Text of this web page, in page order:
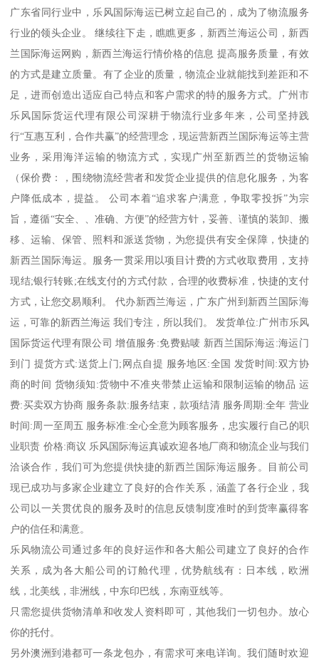
广东省同行业中，乐风国际海运已树立起自己的，成为了物流服务
行业的领头企业。 继续往下走，瞧瞧更多，新西兰海运公司，新西
兰国际海运网购，新西兰海运行情价格的信息 提高服务质量，有效
的方式是建立质量。有了企业的质量，物流企业就能找到差距和不
足，进而创造出适应自己特点和客户需求的特的服务方式。广州市
乐风国际货运代理有限公司深耕于物流行业多年来，公司坚持践
行“互惠互利，合作共赢”的经营理念，现运营新西兰国际海运等主营
业务，采用海洋运输的物流方式，实现广州至新西兰的货物运输
（保价费：，围绕物流经营者和发货企业提供的信息化服务，为客
户降低成本，提益。 公司本着“追求客户满意，争取零投拆”为宗
旨，遵循“安全、、准确、方便”的经营方针，妥善、谨慎的装卸、搬
移、运输、保管、照料和派送货物，为您提供有安全保障，快捷的
新西兰国际海运。服务一贯采用以项目计费的方式收取费用，支持
现结;银行转账;在线支付的方式付款，合理的收费标准，快捷的支付
方式，让您交易顺利。 代办新西兰海运，广东广州到新西兰国际海
运，可靠的新西兰海运 我们专注，所以我们。 发货单位:广州市乐风
国际货运代理有限公司 增值服务:免费贴唛 新西兰国际海运:海运门
到门 提货方式:送货上门;网点自提 服务地区:全国 发货时间:双方协
商的时间 货物须知:货物中不准夹带禁止运输和限制运输的物品 运
费:买卖双方协商 服务条款:服务结束，款项结清 服务周期:全年 营业
时间:周一至周五 服务标准:全心全意为顾客服务，忠实履行自己的职
业职责 价格:商议 乐风国际海运真诚欢迎各地厂商和物流企业与我们
洽谈合作，我们可为您提供快捷的新西兰国际海运服务。目前公司
现已成功与多家企业建立了良好的合作关系，涵盖了各行企业，我
公司以一关贯优良的服务及时的信息反馈制度准时的到货率赢得客
户的信任和满意。
乐风物流公司通过多年的良好运作和各大船公司建立了良好的合作
关系，成为各大船公司的订舱代理，优势航线有：日本线，欧洲
线，北美线，非洲线，中东印巴线，东南亚线等。
只需您提供货物清单和收发人资料即可，其他我们一切包办。放心
你的托付。
另外澳洲到港都可一条龙包办，有需求可来电详询。我们随时欢迎